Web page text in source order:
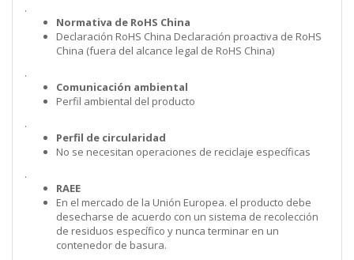
.
Normativa de RoHS China
Declaración RoHS China Declaración proactiva de RoHS
China (fuera del alcance legal de RoHS China)
.
Comunicación ambiental
Perfil ambiental del producto
.
Perfil de circularidad
No se necesitan operaciones de reciclaje específicas
.
RAEE
En el mercado de la Unión Europea. el producto debe
desecharse de acuerdo con un sistema de recolección
de residuos específico y nunca terminar en un
contenedor de basura.